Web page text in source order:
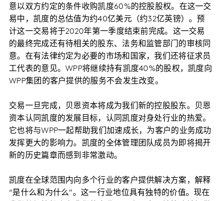
意以双方约定的条件收购凯度60%的控股股权。在这一交
易中，凯度的总估值为约40亿美元（约32亿英镑）。预
计这一交易将于2020年第一季度结束前完成。这一交易
的最终完成还有待相关的股东、法务和监管部门的审核同
意。在有法律约定为必要的市场和国家，我们还将征求员
工代表的意见。WPP将继续持有凯度40%的股权，凯度向
WPP集团的客户提供的服务不会发生改变。
交易一旦完成，贝恩资本将成为我们新的控股股东。贝恩
资本认同凯度的发展目标，认同凯度对身处行业的热爱。
它也将与WPP一起帮助我们加速成长，为客户的业务成功
发挥更大的影响力。凯度的全体管理团队成员为即将揭开
新的历史篇章而感到非常激动。
凯度在全球范围内向多个行业的客户提供解决方案，解释
“是什么和为什么”。这一行业地位具有独特的价值。现在